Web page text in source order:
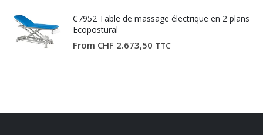
C7952 Table de massage électrique en 2 plans
Ecopostural
From CHF 2.673,50 TTC